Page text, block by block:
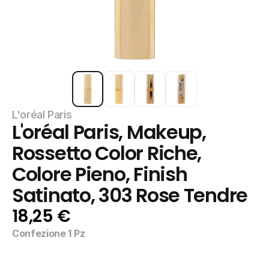
L'oréal Paris
L'oréal Paris, Makeup,
Rossetto Color Riche,
Colore Pieno, Finish
Satinato, 303 Rose Tendre
18,25 €
Confezione 1 Pz